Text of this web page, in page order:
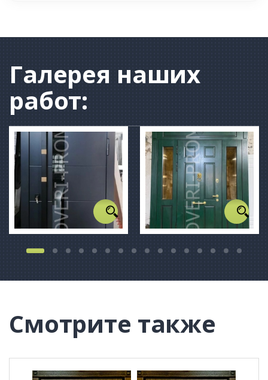
Галерея наших
работ:
Смотрите также